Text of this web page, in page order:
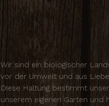
Wir sind ein biologischer
vor der Umwelt und aus
Diese Haltung bestimmt
unserem eigenen Garten